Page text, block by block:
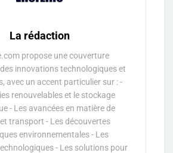
La rédaction
propose une couverture
innovations technologiques et
avec un accent particulier sur : -
renouvelables et le stockage
- Les avancées en matière de
transport - Les découvertes
environnementales - Les
- Les solutions pour